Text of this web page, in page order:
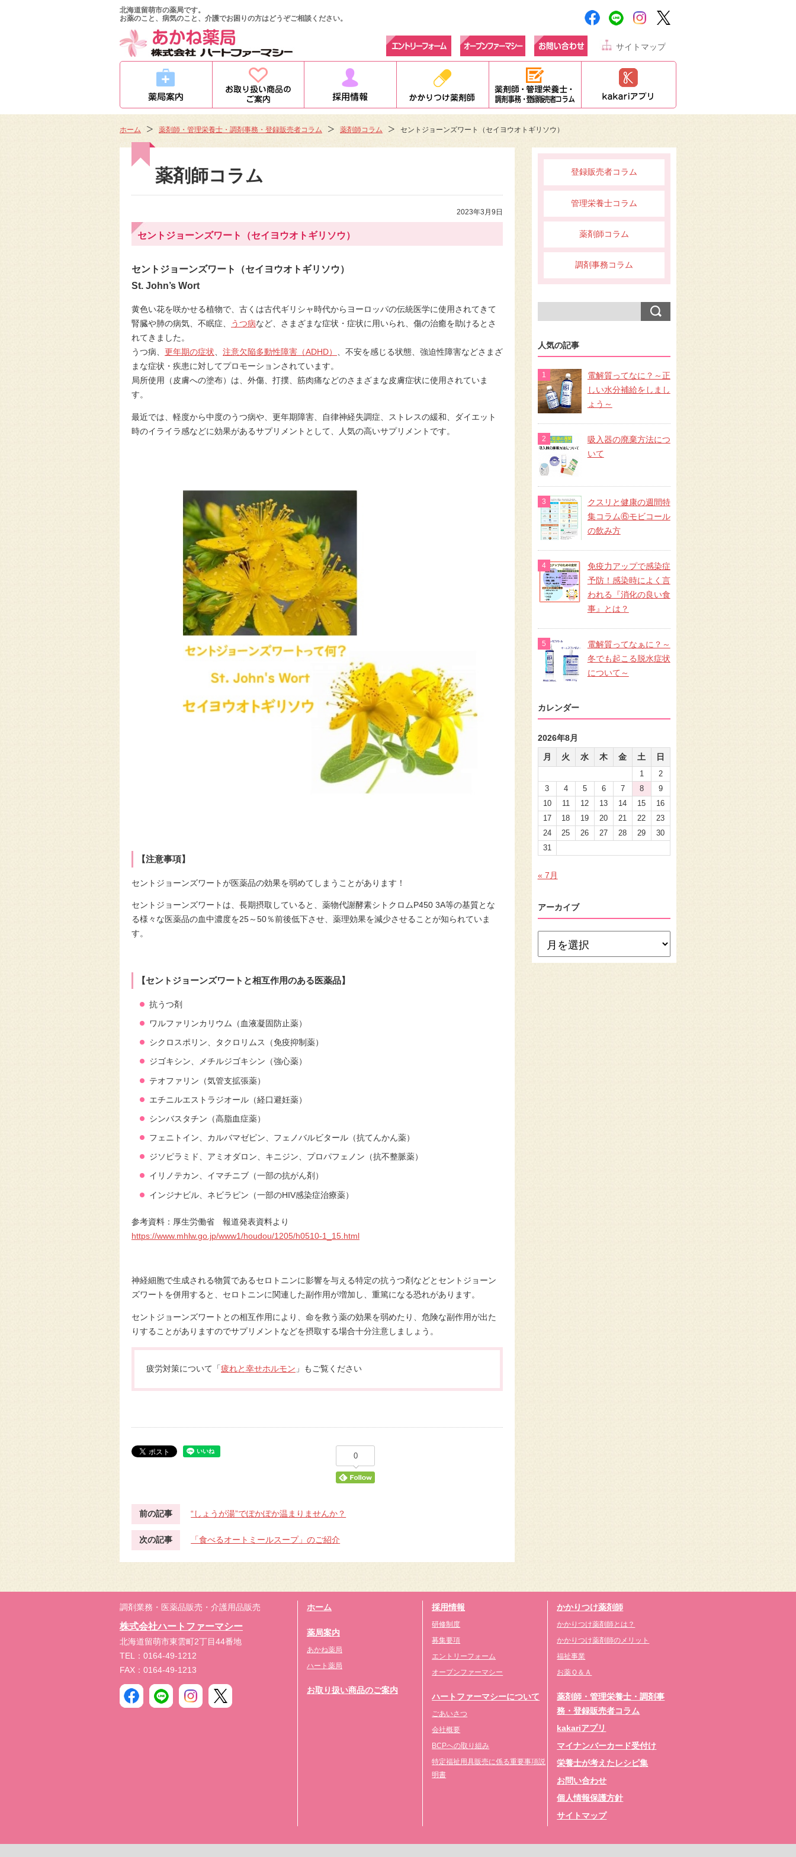
北海道留萌市の薬局です。
お薬のこと、病気のこと、介護でお困りの方はどうぞご相談ください。
サイトマップ
ホーム 薬剤師・管理栄養士・調剤事務・登録販売者コラム 薬剤師コラム セントジョーンズワート（セイヨウオトギリソウ）
薬剤師コラム
2023年3月9日
セントジョーンズワート（セイヨウオトギリソウ）
セントジョーンズワート（セイヨウオトギリソウ）
St. John’s Wort
黄色い花を咲かせる植物で、古くは古代ギリシャ時代からヨーロッパの伝統医学に使用されてきて
腎臓や肺の病気、不眠症、
うつ病など、さまざまな症状・症状に用いられ、傷の治癒を助けるとさ
れてきました。
うつ病、 更年期の症状、 注意欠陥多動性障害（ADHD） 、不安を感じる状態、強迫性障害などさまざ
まな症状・疾患に対してプロモーションされています。
局所使用（皮膚への塗布）は、外傷、打撲、筋肉痛などのさまざまな皮膚症状に使用されていま
す。
最近では、軽度から中度のうつ病や、更年期障害、自律神経失調症、ストレスの緩和、ダイエット
時のイライラ感などに効果があるサプリメントとして、人気の高いサプリメントです。
【注意事項】
セントジョーンズワートが医薬品の効果を弱めてしまうことがあります！
セントジョーンズワートは、長期摂取していると、薬物代謝酵素シトクロム P450 3A等の基質とな
る様々な医薬品の血中濃度を25 ～ 50％前後低下させ、薬理効果を減少させることが知られていま
す。
【セントジョーンズワートと相互作用のある医薬品】
抗うつ剤
ワルファリンカリウム（血液凝固防止薬）
シクロスポリン、 タクロリムス（免疫抑制薬）
ジゴキシン、 メチルジゴキシン（強心薬）
テオファリン（気管支拡張薬）
エチニルエストラジオール（経口避妊薬）
シンバスタチン（高脂血症薬）
フェニトイン、 カルバマゼピン、 フェノバルビタール（抗てんかん薬）
ジソピラミド、 アミオダロン、 キニジン、 プロパフェノン（抗不整脈薬）
イリノテカン、 イマチニブ（一部の抗がん剤）
インジナビル、 ネビラピン（一部のHIV感染症治療薬）
参考資料：厚生労働省 報道発表資料より
https://www.mhlw.go.jp/www1/houdou/1205/h0510-1_15.html
神経細胞で生成される物質であるセロトニンに影響を与える特定の抗うつ剤などとセントジョーン
ズワートを併用すると、セロトニンに関連した副作用が増加し、重篤になる恐れがあります。
セントジョーンズワートとの相互作用により、命を救う薬の効果を弱めたり、危険な副作用が出た
りすることがありますのでサプリメントなどを摂取する場合十分注意しましょう。
疲労対策について「疲れと幸せホルモン 」もご覧ください
0
前の記事 “しょうが湯”でぽかぽか温まりませんか？
次の記事 「食べるオートミールスープ」のご紹介
登録販売者コラム
管理栄養士コラム
薬剤師コラム
調剤事務コラム
人気の記事
電解質ってなに？～正
しい水分補給をしまし
ょう～
吸入器の廃棄方法につ
いて
クスリと健康の週間特
集コラム⑥モビコール
の飲み方
免疫力アップで感染症
予防！感染時によく言
われる『消化の良い食
事』とは？
電解質ってなぁに？～
冬でも起こる脱水症状
について～
カレンダー
2026年8月
月
火 水 木 金 土 日
1
2
3
4 5 6 7 8
9
10
11 12 13 14 15
16
17
18 19 20 21 22
23
24
25 26 27 28 29
30
31
« 7月
アーカイブ
ホーム
薬局案内
あかね薬局
ハート薬局
お取り扱い商品のご案内
採用情報
研修制度
募集要項
エントリーフォーム
オープンファーマシー
ハートファーマシーについて
ごあいさつ
会社概要
BCPへの取り組み
特定福祉用具販売に係る重要事項説
明書
かかりつけ薬剤師
かかりつけ薬剤師とは？
かかりつけ薬剤師のメリット
福祉事業
お薬Ｑ＆Ａ
薬剤師・管理栄養士・調剤事
務・登録販売者コラム
kakariアプリ
マイナンバーカード受付け
栄養士が考えたレシピ集
お問い合わせ
個人情報保護方針
サイトマップ
調剤業務・医薬品販売・介護用品販売
株式会社ハートファーマシー
北海道留萌市東雲町2丁目44番地
TEL：0164-49-1212
FAX：0164-49-1213